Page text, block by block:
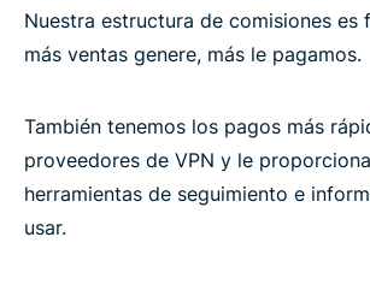
Nuestra estructura de comisiones es
más ventas genere, más le pagamos.
También tenemos los pagos más
proveedores de VPN y le
herramientas de seguimiento e
usar.